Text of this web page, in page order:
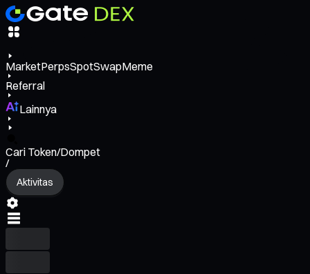
MarketPerpsSpotSwapMeme
Referral
Lainnya
Cari Token/Dompet
/
Aktivitas